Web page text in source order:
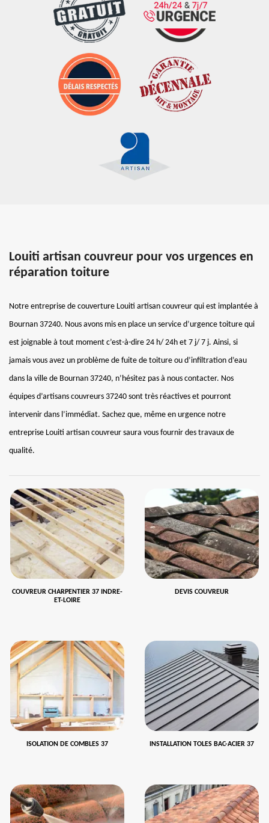
Louiti artisan couvreur pour vos urgences en
réparation toiture
Notre entreprise de couverture Louiti artisan couvreur qui est implantée à
Bournan 37240. Nous avons mis en place un service d’urgence toiture qui
est joignable à tout moment c’est-à-dire 24 h/ 24h et 7 j/ 7 j. Ainsi, si
jamais vous avez un problème de fuite de toiture ou d’infiltration d’eau
dans la ville de Bournan 37240, n’hésitez pas à nous contacter. Nos
équipes d’artisans couvreurs 37240 sont très réactives et pourront
intervenir dans l’immédiat. Sachez que, même en urgence notre
entreprise Louiti artisan couvreur saura vous fournir des travaux de
qualité.
COUVREUR CHARPENTIER 37 INDRE-
ET-LOIRE
DEVIS COUVREUR
ISOLATION DE COMBLES 37 INSTALLATION TOLES BAC-ACIER 37